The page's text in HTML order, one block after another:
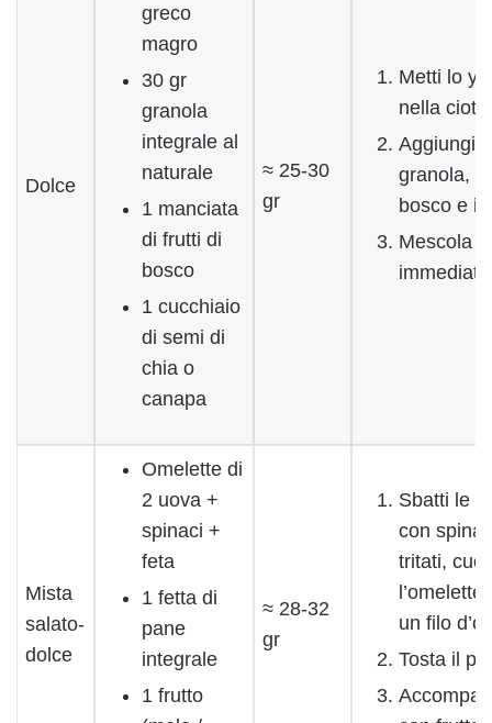
Dolce
greco
magro
30 gr
granola
integrale al
naturale
1 manciata
di frutti di
bosco
1 cucchiaio
di semi di
chia o
canapa
≈ 25-30
gr
Metti lo
nella
Aggiungi
granola, i
bosco e i
Mescola
Mista
salato-
dolce
Omelette di
2 uova +
spinaci +
feta
1 fetta di
pane
integrale
1 frutto
≈ 28-32
gr
Sbatti le
con
tritati,
l’omelette
un filo
Tosta il